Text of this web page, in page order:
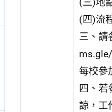
(四)流
三、請
每校參
四、若
諒，工